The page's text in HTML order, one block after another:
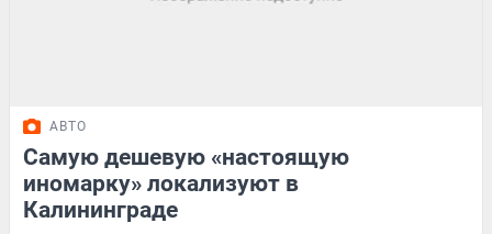
АВТО
Самую дешевую «настоящую
иномарку» локализуют в
Калининграде